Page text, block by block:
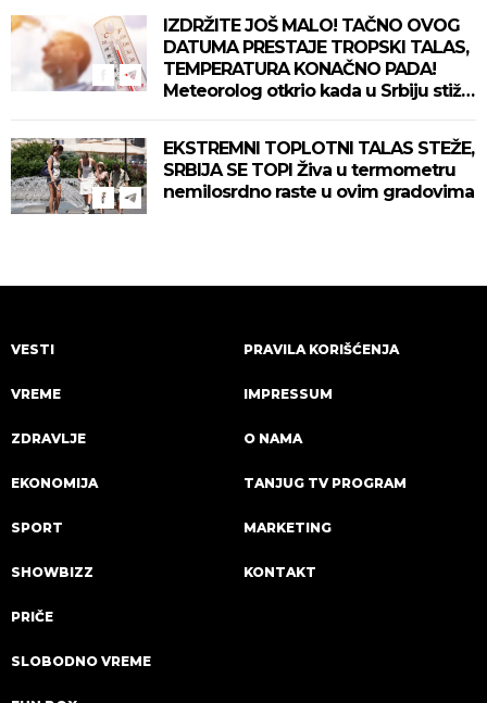
IZDRŽITE JOŠ MALO! TAČNO OVOG
DATUMA PRESTAJE TROPSKI TALAS,
TEMPERATURA KONAČNO PADA!
Meteorolog otkrio kada u Srbiju stiže
EKSTREMNI TOPLOTNI TALAS STEŽE,
SRBIJA SE TOPI Živa u termometru
nemilosrdno raste u ovim gradovima
VESTI
VREME
ZDRAVLJE
EKONOMIJA
SPORT
SHOWBIZZ
PRIČE
SLOBODNO VREME
PRAVILA KORIŠĆENJA
IMPRESSUM
O NAMA
TANJUG TV PROGRAM
MARKETING
KONTAKT